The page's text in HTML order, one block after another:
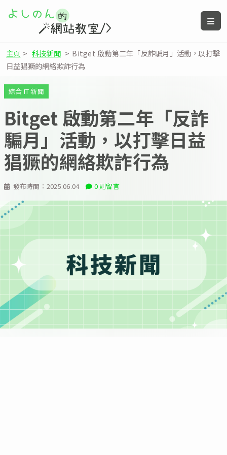
主頁 > 科技新聞 > Bitget 啟動第二年「反詐騙月」活動，以打擊
日益猖獗的網絡欺詐行為
發布時間： 2025.06.04 0 則留言
綜合 IT 新聞
Bitget 啟動第二年「反詐
騙月」活動，以打擊日益
猖獗的網絡欺詐行為